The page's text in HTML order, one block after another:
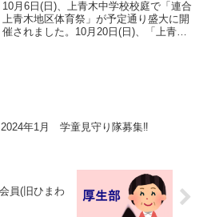
10月6日(日)、上青木中学校校庭で「連合
上青木地区体育祭」が予定通り盛大に開
催されました。10月20日(日)、「上青木
2024年1月 学童見守り隊募集‼︎
員(旧ひまわ